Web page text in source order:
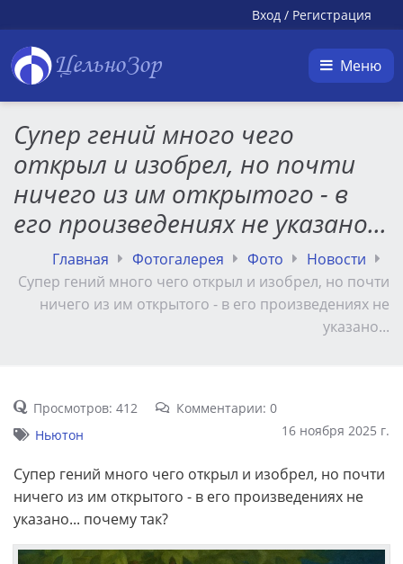
Вход / Регистрация
ЦельноЗор Меню
Супер гений много чего
открыл и изобрел, но почти
ничего из им открытого - в
его произведениях не указано...
Главная Фотогалерея Фото
Новости
Супер гений много чего открыл и изобрел, но почти
ничего из им открытого - в его произведениях не
указано...
Просмотров: 412
Комментарии: 0
16 ноября 2025 г.
Ньютон
Супер гений много чего открыл и изобрел, но почти
ничего из им открытого - в его произведениях не
указано... почему так?